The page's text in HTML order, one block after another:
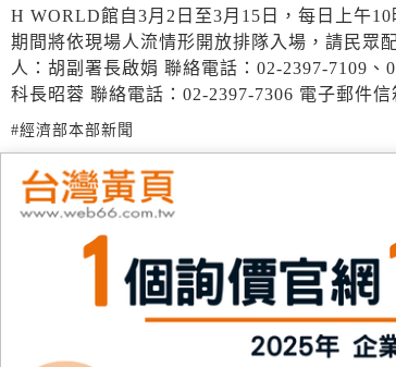
H WORLD館自3月2日至3月15日，每日上午
期間將依現場人流情形開放排隊入場，請民眾
人：胡副署長啟娟 聯絡電話：02-2397-7109
科長昭蓉 聯絡電話：02-2397-7306 電子郵件
#經濟部本部新聞